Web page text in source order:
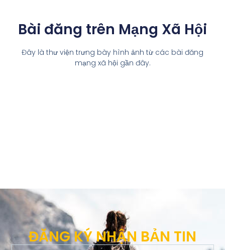
Bài đăng trên Mạng Xã Hội
Đây là thư viện trưng bày hình ảnh từ các bài đăng
mạng xã hội gần đây.
ĐĂNG KÝ NHẬN BẢN TIN